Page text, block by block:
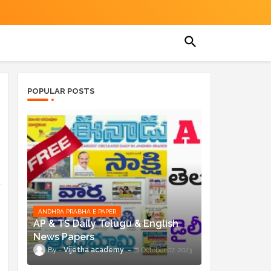
POPULAR POSTS
ANDHRA PRABHA E PAPER
AP & TS Daily Telugu & English
News Papers
Vijetha academy October 07, 2023